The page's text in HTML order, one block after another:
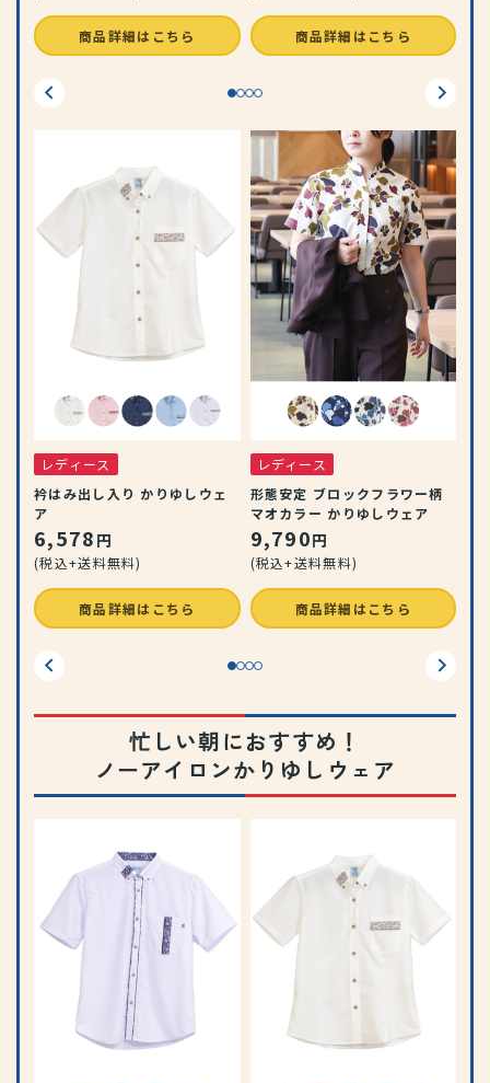
商品詳細はこちら 商品詳細はこちら
レディース
衿はみ出し入り かりゆしウェ
ア
6,578 円
(税込+送料無料)
商品詳細はこちら
レディース
形態安定 ブロックフラワー柄
マオカラー かりゆしウェア
9,790円
(税込+送料無料)
商品詳細はこちら
忙しい朝におすすめ！
ノーアイロンかりゆしウェア